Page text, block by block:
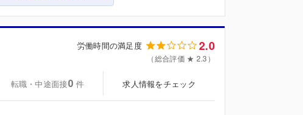
労働時間の満足度 2.0
（総合評価 ★ 2.3）
転職・中途面接0 件 求人情報をチェック